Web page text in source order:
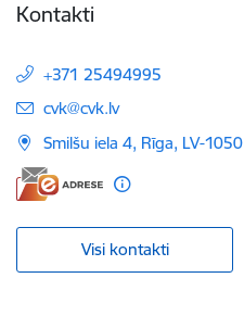
Kontakti
+371 25494995
E-pasts:
cvk@cvk.lv
Smilšu iela 4, Rīga, LV-1050
Visi kontakti